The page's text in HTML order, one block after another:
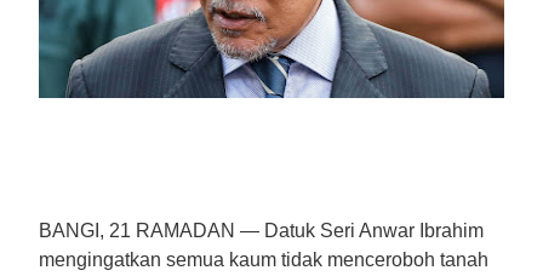
BANGI, 21 RAMADAN — Datuk Seri Anwar Ibrahim
mengingatkan semua kaum tidak menceroboh tanah